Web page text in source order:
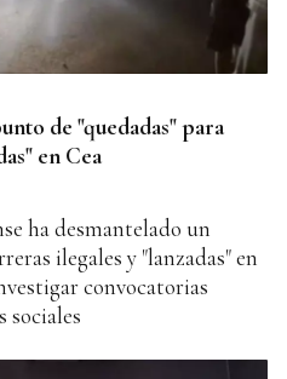
de "quedadas" para
en Cea
ha desmantelado un
ilegales y "lanzadas" en
convocatorias
sociales